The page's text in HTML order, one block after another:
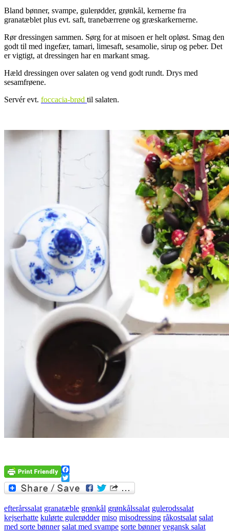
Bland bønner, svampe, gulerødder, grønkål, kernerne fra
granatæblet plus evt. saft, tranebærrene og græskarkernerne.
Rør dressingen sammen. Sørg for at misoen er helt opløst. Smag den
godt til med ingefær, tamari, limesaft, sesamolie, sirup og peber. Det
er vigtigt, at dressingen har en markant smag.
Hæld dressingen over salaten og vend godt rundt. Drys med
sesamfrøene.
Servér evt. foccacia-brød til salaten.
Facebook
Twitter
efterårssalat granatæble grønkål grønkålssalat gulerodssalat
kejserhatte kulørte gulerødder miso misodressing råkostsalat salat
med sorte bønner salat med svampe sorte bønner vegansk salat